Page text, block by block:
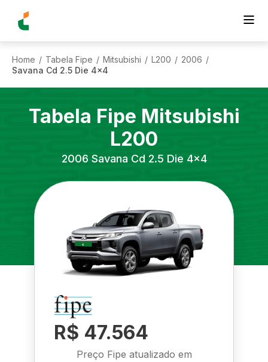
Home / Tabela Fipe / Mitsubishi / L200 / 2006 /
Savana Cd 2.5 Die 4x4
Tabela Fipe Mitsubishi
L200
2006 Savana Cd 2.5 Die 4x4
R$ 47.564
Preço Fipe atualizado em